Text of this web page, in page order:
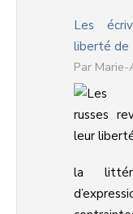
Les
liberté de
Marie-
la